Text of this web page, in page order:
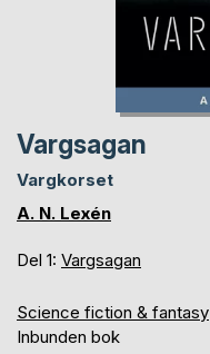
Vargsagan
Vargkorset
A. N. Lexén
Del 1: Vargsagan
Science fiction & fantasy
Inbunden bok